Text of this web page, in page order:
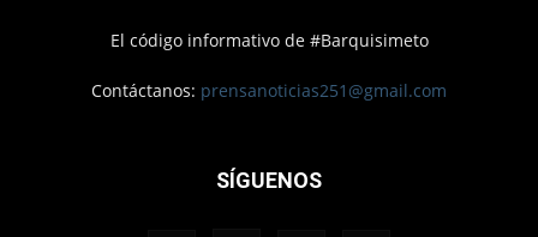
El código informativo de #Barquisimeto
Contáctanos: prensanoticias251@gmail.com
SÍGUENOS